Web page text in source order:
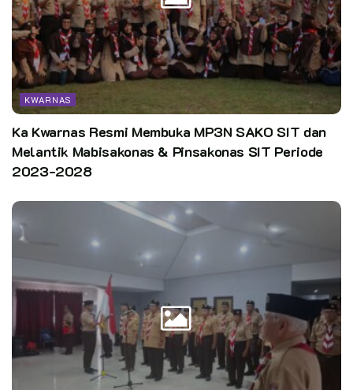
KWARNAS
Ka Kwarnas Resmi Membuka MP3N SAKO SIT dan
Melantik Mabisakonas & Pinsakonas SIT Periode
2023-2028